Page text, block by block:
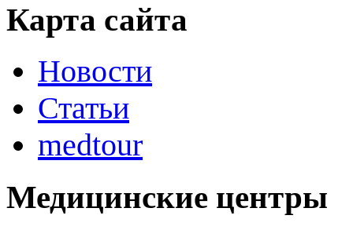
Карта сайта
Новости
Статьи
medtour
Медицинские центры